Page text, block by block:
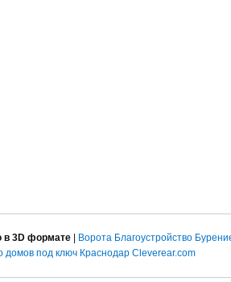
в 3D формате | Ворота Благоустройство
домов под ключ Краснодар Cleverear.com